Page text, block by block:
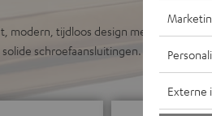
modern, tijdloos design met
schroefaansluitingen.
Externe